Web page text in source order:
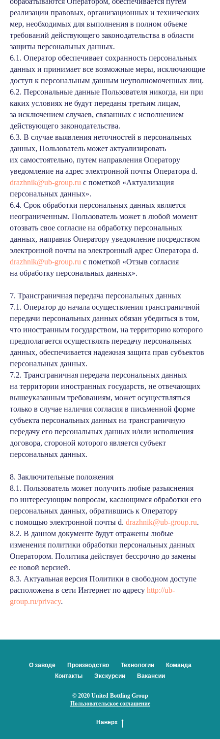
реализации правовых, организационных и технических
мер, необходимых для выполнения в полном объеме
требований действующего законодательства в области
защиты персональных данных.
6.1. Оператор обеспечивает сохранность персональных
данных и принимает все возможные меры, исключающие
доступ к персональным данным неуполномоченных лиц.
6.2. Персональные данные Пользователя никогда, ни при
каких условиях не будут переданы третьим лицам,
за исключением случаев, связанных с исполнением
действующего законодательства.
6.3. В случае выявления неточностей в персональных
данных, Пользователь может актуализировать
их самостоятельно, путем направления Оператору
уведомление на адрес электронной почты Оператора d.
drazhnik@ub-group.ru с пометкой «Актуализация
персональных данных».
6.4. Срок обработки персональных данных является
неограниченным. Пользователь может в любой момент
отозвать свое согласие на обработку персональных
данных, направив Оператору уведомление посредством
электронной почты на электронный адрес Оператора d.
drazhnik@ub-group.ru с пометкой «Отзыв согласия
на обработку персональных данных».
7. Трансграничная передача персональных данных
7.1. Оператор до начала осуществления трансграничной
передачи персональных данных обязан убедиться в том,
что иностранным государством, на территорию которого
предполагается осуществлять передачу персональных
данных, обеспечивается надежная защита прав субъектов
персональных данных.
7.2. Трансграничная передача персональных данных
на территории иностранных государств, не отвечающих
вышеуказанным требованиям, может осуществляться
только в случае наличия согласия в письменной форме
субъекта персональных данных на трансграничную
передачу его персональных данных и/или исполнения
договора, стороной которого является субъект
персональных данных.
8. Заключительные положения
8.1. Пользователь может получить любые разъяснения
по интересующим вопросам, касающимся обработки его
персональных данных, обратившись к Оператору
с помощью электронной почты d. drazhnik@ub-group.ru.
8.2. В данном документе будут отражены любые
изменения политики обработки персональных данных
Оператором. Политика действует бессрочно до замены
ее новой версией.
8.3. Актуальная версия Политики в свободном доступе
расположена в сети Интернет по адресу http://ub-
group.ru/privacy.
О заводе Производство Технологии
Команда
Контакты
Экскурсии Вакансии
© 2020 United Bottling Group
Пользовательское соглашение
Наверх